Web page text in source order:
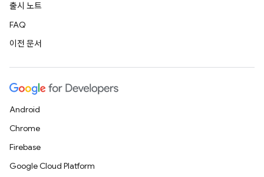
출시 노트
FAQ
이전 문서
Android
Chrome
Firebase
Google Cloud Platform